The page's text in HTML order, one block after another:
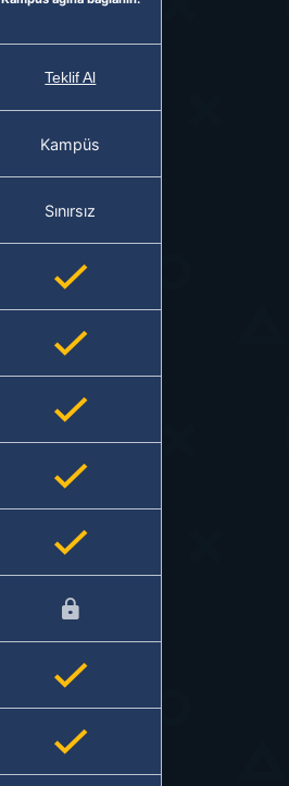
Teklif Al
Kampüs
Sınırsız